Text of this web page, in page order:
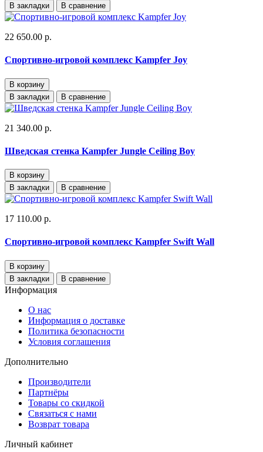
В закладки
В сравнение
22 650.00 р.
Спортивно-игровой комплекс Kampfer Joy
В корзину
В закладки
В сравнение
21 340.00 р.
Шведская стенка Kampfer Jungle Ceiling Boy
В корзину
В закладки
В сравнение
17 110.00 р.
Спортивно-игровой комплекс Kampfer Swift Wall
В корзину
В закладки
В сравнение
Информация
О нас
Информация о доставке
Политика безопасности
Условия соглашения
Дополнительно
Производители
Партнёры
Товары со скидкой
Связаться с нами
Возврат товара
Личный кабинет